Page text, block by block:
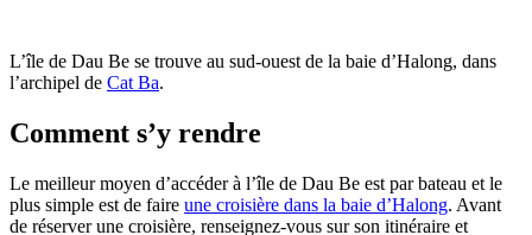
L’île de Dau Be se trouve au sud-ouest de la baie d’Halong, dans
l’archipel de Cat Ba.
Comment s’y rendre
Le meilleur moyen d’accéder à l’île de Dau Be est par bateau et le
plus simple est de faire une croisière dans la baie d’Halong. Avant
de réserver une croisière, renseignez-vous sur son itinéraire et